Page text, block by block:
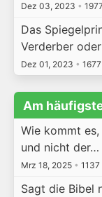
Dez 03, 2023 •
Das
Verderber
Dez 01, 2023 •
Am
Wie kommt
und nicht der…
Mrz 18, 2025 • 1137
Sagt die Bibel